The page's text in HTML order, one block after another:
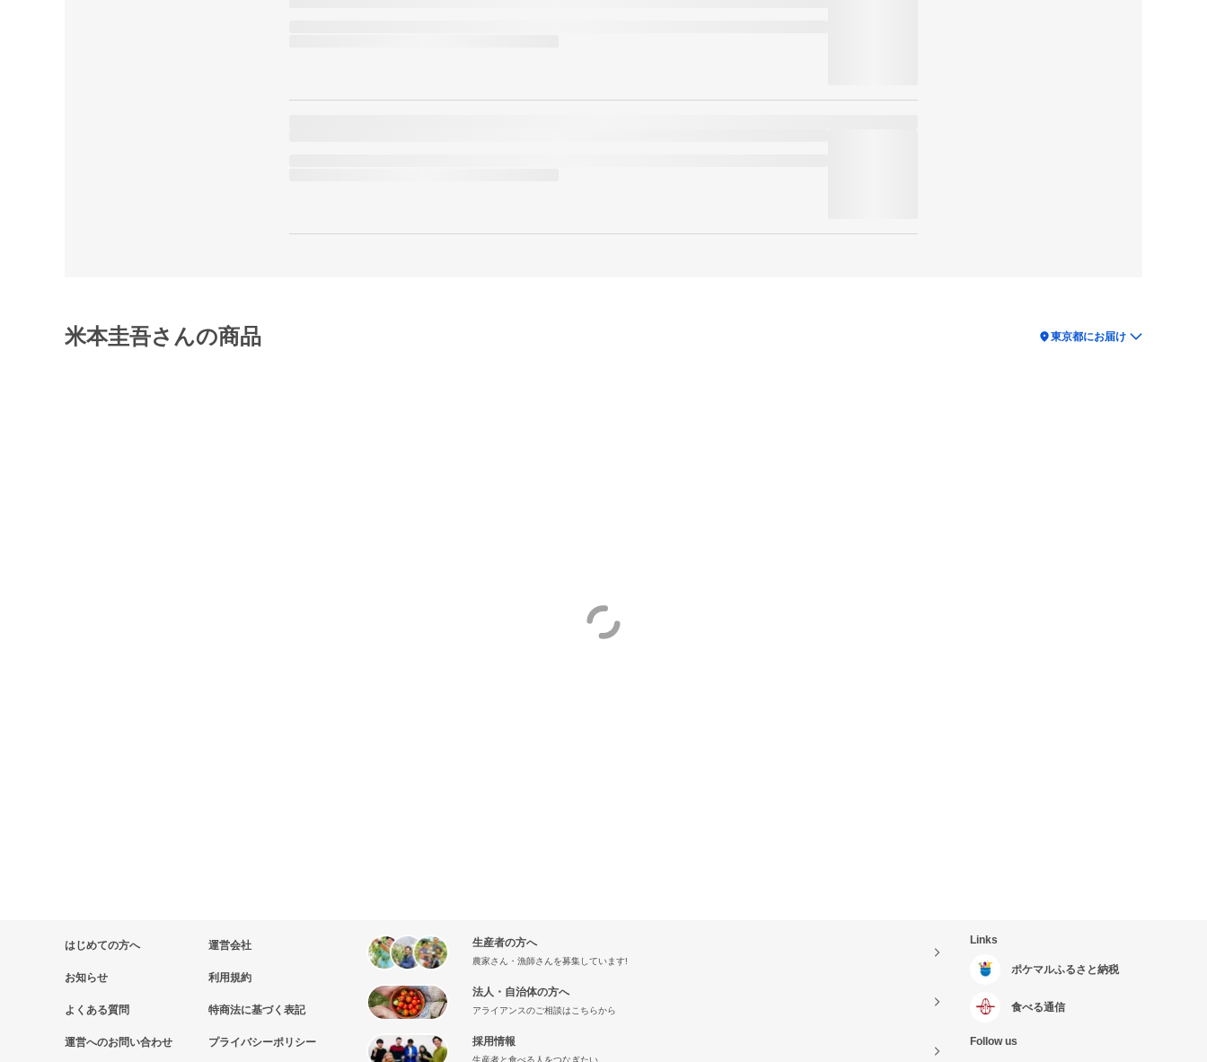
米本圭吾さんの商品 location_on東京都にお届け
はじめての方へ
お知らせ
よくある質問
運営へのお問い合わせ
運営会社
利用規約
特商法に基づく表記
プライバシーポリシー
生産者の方へ
農家さん・漁師さんを募集しています!
法人・自治体の方へ
アライアンスのご相談はこちらから
採用情報
生産者と食べる人をつなぎたい
Links
ポケマルふるさと納税
食べる通信
Follow us